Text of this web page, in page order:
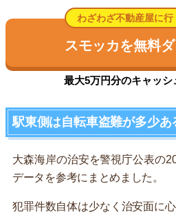
わざわざ不動産屋に行
スモッカを無料
最大5万円分のキャッシ
駅東側は自転車盗難が多少あ
大森海岸の治安を警視庁公表の
データを参考にまとめました。
犯罪件数自体は少なく治安面に